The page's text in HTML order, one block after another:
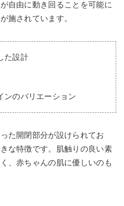
自由に動き回ることを可能に
施されています。
た設計
ンのバリエーション
た開閉部分が設けられてお
な特徴です。肌触りの良い素
、赤ちゃんの肌に優しいのも